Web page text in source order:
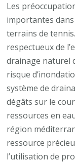
Les
importantes
terrains de
respectueux de
drainage naturel
risque
système de
dégâts sur le
ressources en
région
ressource
l’utilisation de